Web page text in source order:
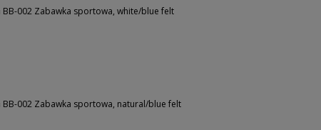
002 Zabawka sportowa, white/blue felt
002 Zabawka sportowa, natural/blue felt